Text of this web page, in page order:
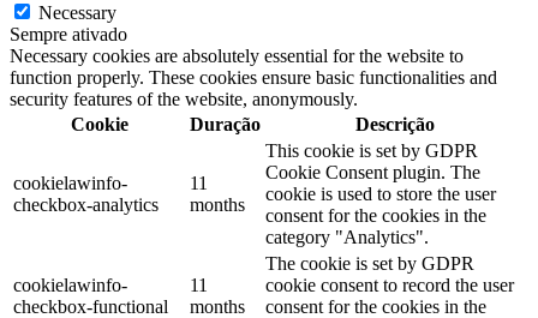
Necessary
Sempre ativado
Necessary cookies are absolutely essential for the website to
function properly. These cookies ensure basic functionalities and
security features of the website, anonymously.
Cookie
Duração Descrição
cookielawinfo-
checkbox-analytics
11
months
This cookie is set by GDPR
Cookie Consent plugin. The
cookie is used to store the user
consent for the cookies in the
category "Analytics".
cookielawinfo-
checkbox-functional
11
months
The cookie is set by GDPR
cookie consent to record the user
consent for the cookies in the